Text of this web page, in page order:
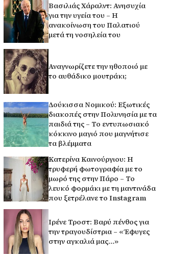
Βασιλιάς Χάραλντ: Ανησυχία
για την υγεία του – Η
ανακοίνωση του Παλατιού
μετά τη νοσηλεία του
Αναγνωρίζετε την ηθοποιό με
το αυθάδικο μουτράκι;
Δούκισσα Νομικού: Εξωτικές
διακοπές στην Πολυνησία με τα
παιδιά της – Το εντυπωσιακό
κόκκινο μαγιό που μαγνήτισε
τα βλέμματα
Κατερίνα Καινούργιου: Η
τρυφερή φωτογραφία με το
μωρό της στην Πάρο – Το
λευκό φορμάκι με τη μαντινάδα
που ξετρέλανε το Instagram
Ιρένε Τροστ: Βαρύ πένθος για
την τραγουδίστρια – «Έφυγες
στην αγκαλιά μας…»